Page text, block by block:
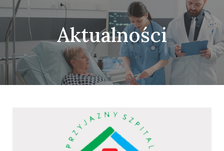
Aktualności